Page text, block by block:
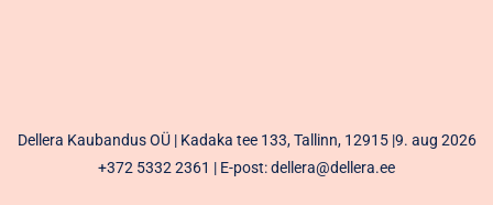
Dellera Kaubandus OÜ | Kadaka tee 133, Tallinn, 12915 |9. aug 2026
+372 5332 2361 | E-post: dellera@dellera.ee